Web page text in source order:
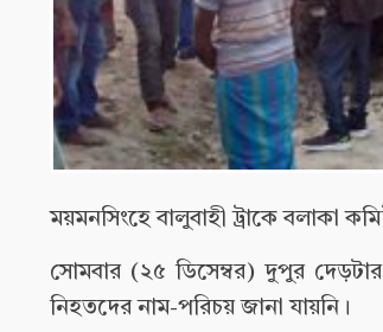
ময়মনসিংহে বালুবাহী ট্রাকে বলাকা
সোমবার (২৫ ডিসেম্বর) দুপুর
নিহতদের নাম-পরিচয় জানা যায়নি।